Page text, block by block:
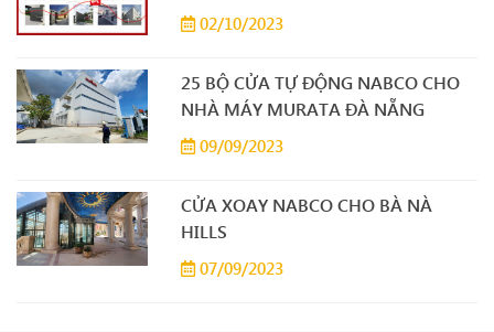
02/10/2023
25 BỘ CỬA TỰ ĐỘNG NABCO CHO
NHÀ MÁY MURATA ĐÀ NẴNG
09/09/2023
CỬA XOAY NABCO CHO BÀ NÀ
HILLS
07/09/2023